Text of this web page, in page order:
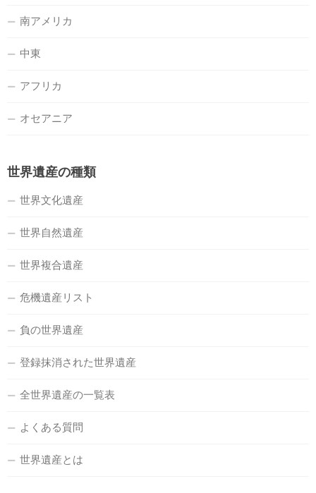
南アメリカ
中東
アフリカ
オセアニア
世界遺産の種類
世界文化遺産
世界自然遺産
世界複合遺産
危機遺産リスト
負の世界遺産
登録抹消された世界遺産
全世界遺産の一覧表
よくある質問
世界遺産とは